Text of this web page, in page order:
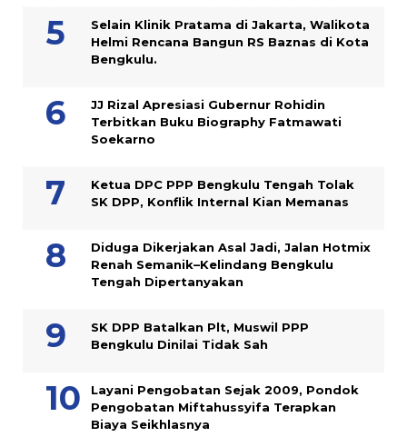
Selain Klinik Pratama di Jakarta, Walikota
Helmi Rencana Bangun RS Baznas di Kota
Bengkulu.
JJ Rizal Apresiasi Gubernur Rohidin
Terbitkan Buku Biography Fatmawati
Soekarno
Ketua DPC PPP Bengkulu Tengah Tolak
SK DPP, Konflik Internal Kian Memanas
Diduga Dikerjakan Asal Jadi, Jalan Hotmix
Renah Semanik–Kelindang Bengkulu
Tengah Dipertanyakan
SK DPP Batalkan Plt, Muswil PPP
Bengkulu Dinilai Tidak Sah
Layani Pengobatan Sejak 2009, Pondok
Pengobatan Miftahussyifa Terapkan
Biaya Seikhlasnya